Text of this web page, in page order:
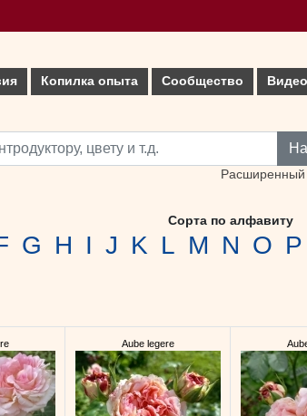
Копилка опыта Сообщество Видео
Расширенный
Сорта по алфавиту
G H I J K L M N O P
Aube legere